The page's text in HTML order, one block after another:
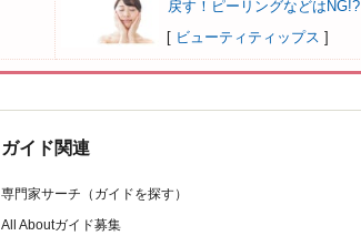
戻す！ピーリングなどはNG!?
[ ビューティティップス ]
ガイド関連
専門家サーチ（ガイドを探す）
All Aboutガイド募集